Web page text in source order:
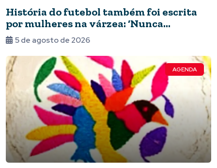
História do futebol também foi escrita
por mulheres na várzea: ‘Nunca
deixaram de jogar’
5 de agosto de 2026
AGENDA